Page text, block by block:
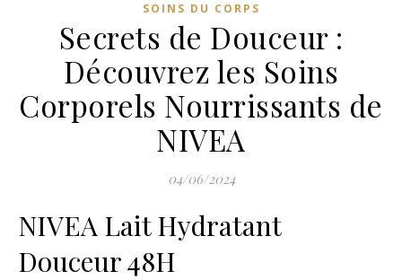
SOINS DU CORPS
Secrets de Douceur :
Découvrez les Soins
Corporels Nourrissants de
NIVEA
04/06/2024
NIVEA Lait Hydratant
Douceur 48H